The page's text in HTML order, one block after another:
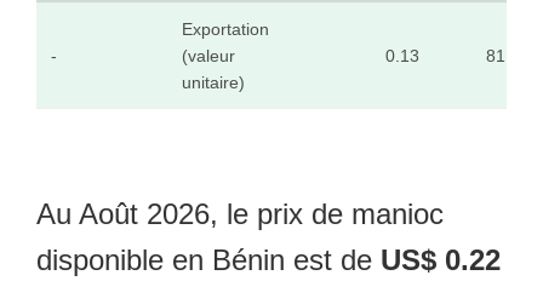
-
Exportation
(valeur
unitaire)
0.13 81.28
Au Août 2026, le prix de manioc
disponible en Bénin est de US$ 0.22